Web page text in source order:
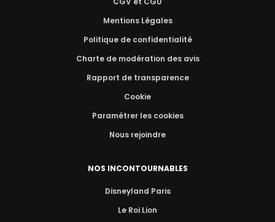
Mentions Légales
Politique de confidentialité
Charte de modération des avis
Rapport de transparence
Cookie
Paramétrer les cookies
Nous rejoindre
NOS INCONTOURNABLES
Disneyland Paris
Le Roi Lion